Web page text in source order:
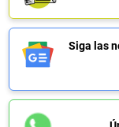
Siga las